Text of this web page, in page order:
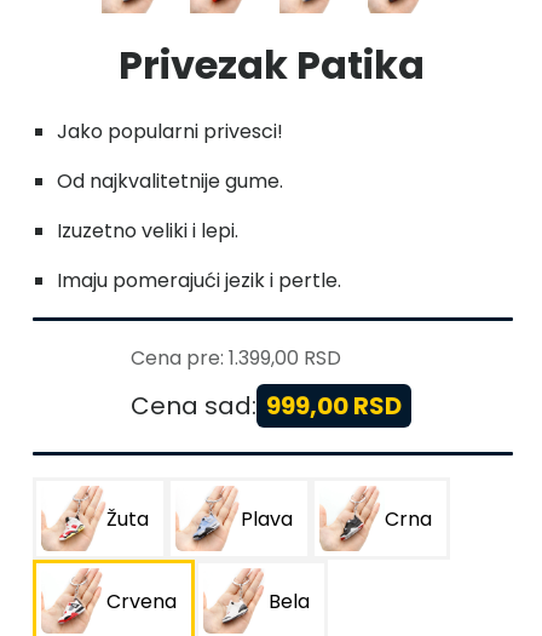
Privezak Patika
Jako popularni privesci!
Od najkvalitetnije gume.
Izuzetno veliki i lepi.
Imaju pomerajući jezik i pertle.
Cena pre: 1.399,00 RSD
Cena sad: 999,00 RSD
Žuta Plava Crna
Crvena Bela